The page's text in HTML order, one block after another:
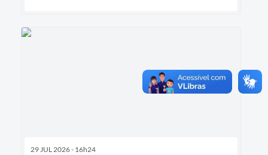
29 JUL 2026 - 16h24